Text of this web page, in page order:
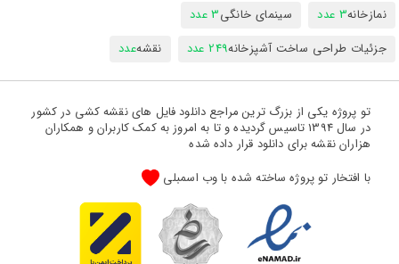
نمازخانه3 عدد سینمای خانگی3 عدد
جزئیات طراحی ساخت آشپزخانه249 عدد نقشهعدد
تو پروژه یکی از بزرگ ترین مراجع دانلود فایل های نقشه کشی در کشور
در سال 1394 تاسیس گردیده و تا به امروز به کمک کاربران و همکاران
هزاران نقشه برای دانلود قرار داده شده
با افتخار تو پروژه ساخته شده با وب اسمبلی